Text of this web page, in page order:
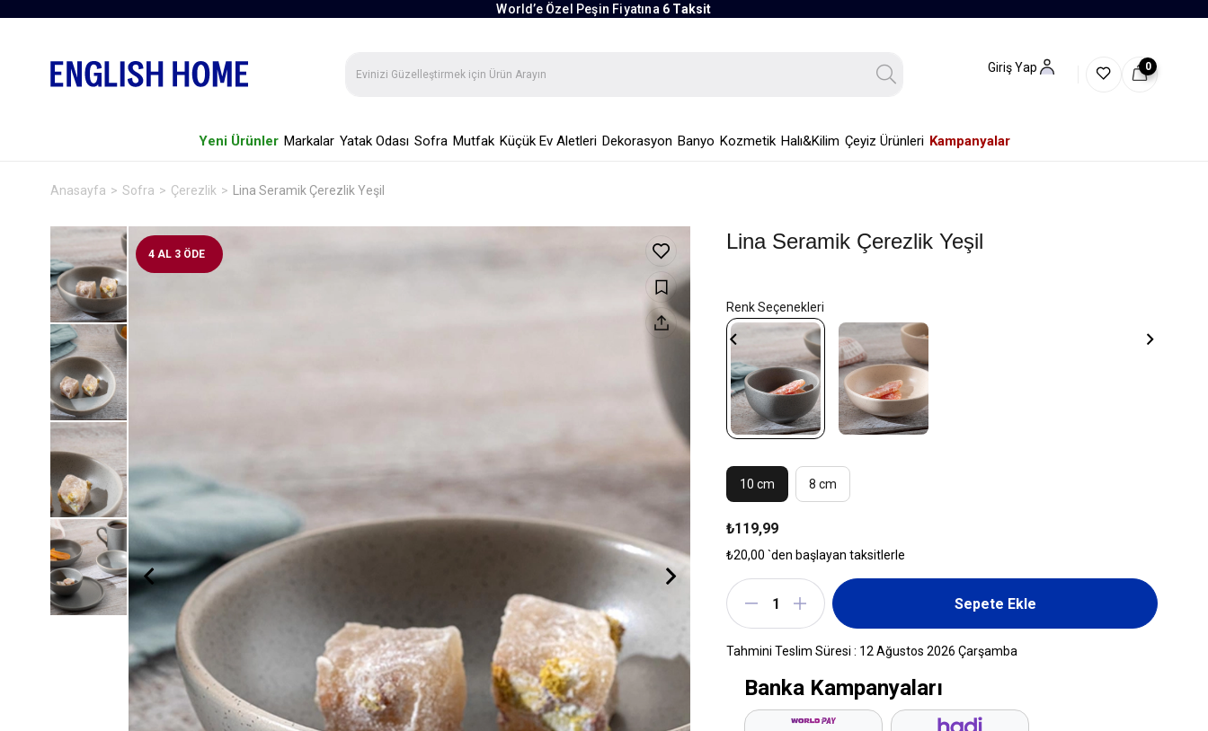
World’e Özel Peşin Fiyatına 6 Taksit
Giriş Yap 0
Yeni Ürünler Markalar Yatak Odası Sofra Mutfak Küçük Ev Aletleri Dekorasyon Banyo Kozmetik Halı&Kilim Çeyiz Ürünleri Kampanyalar
Anasayfa Sofra Çerezlik Lina Seramik Çerezlik Yeşil
4 AL 3 ÖDE
Lina Seramik Çerezlik Yeşil
10 cm 8 cm
₺119,99
₺20,00 `den başlayan taksitlerle
Tahmini Teslim Süresi : 12 Ağustos 2026 Çarşamba
Banka Kampanyaları